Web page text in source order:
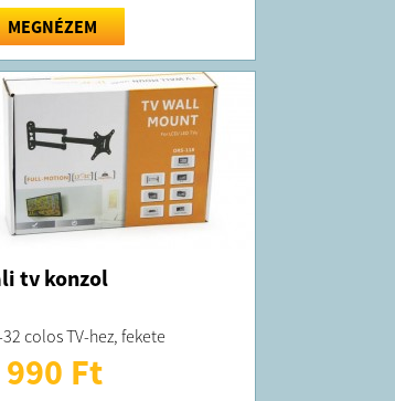
MEGNÉZEM
tv konzol
32 colos TV-hez, fekete
Ft